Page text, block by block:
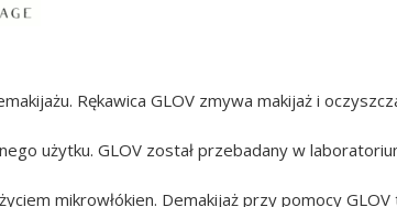
Rękawica GLOV zmywa makijaż i
użytku. GLOV został przebadany w
mikrowłókien. Demakijaż przy pomocy